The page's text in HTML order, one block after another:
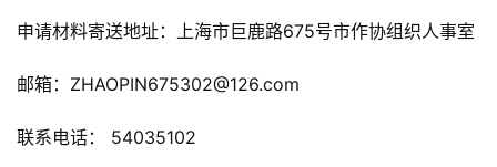
申请材料寄送地址：上海市巨鹿路675号市作协组织人事室
邮箱：ZHAOPIN675302@126.com
联系电话： 54035102